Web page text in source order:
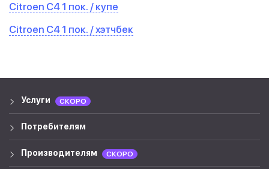
Citroen C4 1 пок. / купе
Citroen C4 1 пок. / хэтчбек
Услуги СКОРО
Потребителям
Производителям СКОРО